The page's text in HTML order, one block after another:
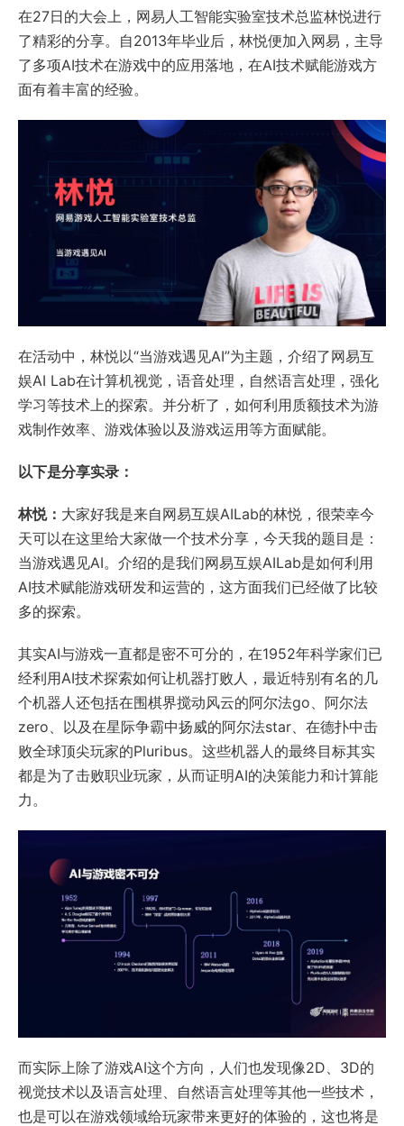
在27日的大会上，网易人工智能实验室技术总监林悦进行
了精彩的分享。自2013年毕业后，林悦便加入网易，主导
了多项AI技术在游戏中的应用落地，在AI技术赋能游戏方
面有着丰富的经验。
在活动中，林悦以“当游戏遇见AI”为主题，介绍了网易互
娱AI Lab在计算机视觉，语音处理，自然语言处理，强化
学习等技术上的探索。并分析了，如何利用质额技术为游
戏制作效率、游戏体验以及游戏运用等方面赋能。
以下是分享实录：
林悦： 大家好我是来自网易互娱AILab的林悦，很荣幸今
天可以在这里给大家做一个技术分享，今天我的题目是：
当游戏遇见AI。介绍的是我们网易互娱AILab是如何利用
AI技术赋能游戏研发和运营的，这方面我们已经做了比较
多的探索。
其实AI与游戏一直都是密不可分的，在1952年科学家们已
经利用AI技术探索如何让机器打败人，最近特别有名的几
个机器人还包括在围棋界搅动风云的阿尔法go、阿尔法
zero、以及在星际争霸中扬威的阿尔法star、在德扑中击
败全球顶尖玩家的Pluribus。这些机器人的最终目标其实
都是为了击败职业玩家，从而证明AI的决策能力和计算能
力。
而实际上除了游戏AI这个方向，人们也发现像2D、3D的
视觉技术以及语言处理、自然语言处理等其他一些技术，
也是可以在游戏领域给玩家带来更好的体验的，这也将是